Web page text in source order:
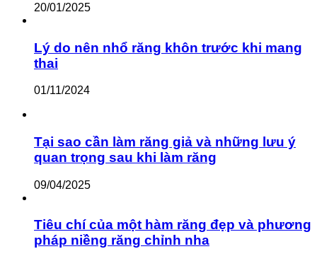
20/01/2025
Lý do nên nhổ răng khôn trước khi mang
thai
01/11/2024
Tại sao cần làm răng giả và những lưu ý
quan trọng sau khi làm răng
09/04/2025
Tiêu chí của một hàm răng đẹp và phương
pháp niềng răng chỉnh nha